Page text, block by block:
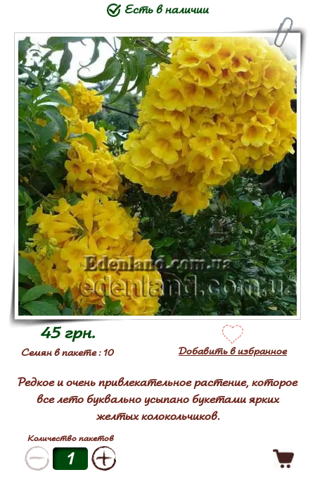
Есть в наличии
45 грн.
Семян в пакете : 10 Добавить в избранное
Редкое и очень привлекательное растение, которое
все лето буквально усыпано букетами ярких
желтых колокольчиков.
Количество пакетов